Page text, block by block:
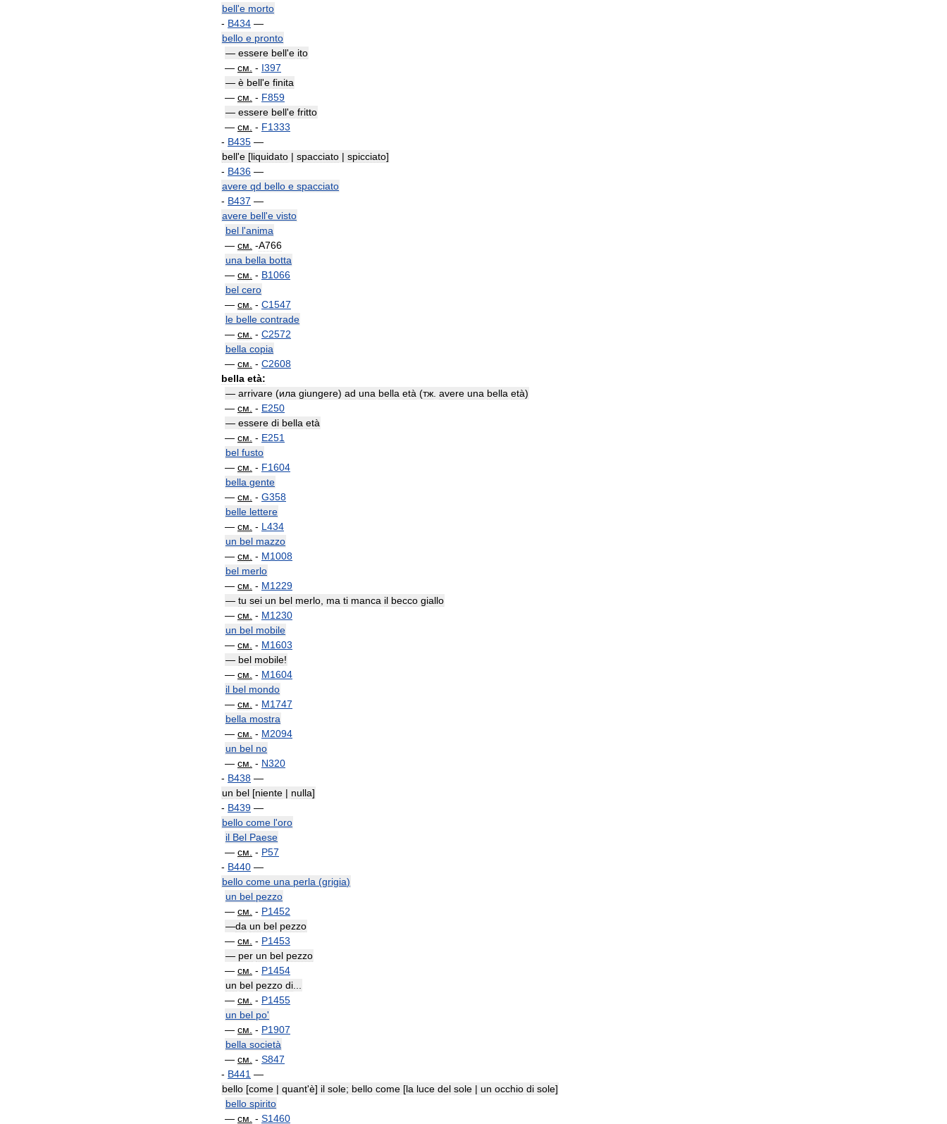
bell'e morto
- B434 —
bello e pronto
— essere bell'e ito
— см - I397
— è bell'e finita
— см - F859
— essere bell'e fritto
— см - F1333
- B435 —
bell'e [liquidato | spacciato | spicciato]
- B436 —
avere qd bello e spacciato
- B437 —
avere bell'e visto
bel l'anima
— см -A766
una bella botta
— см - B1066
bel cero
— см - C1547
le belle contrade
— см - C2572
bella copia
— см - C2608
bella età:
— arrivare (ила giungere) ad una bella età (тж avere una bella età)
— см - E250
— essere di bella età
— см - E251
bel fusto
— см - F1604
bella gente
— см - G358
belle lettere
— см - L434
un bel mazzo
— см - M1008
bel merlo
— см - M1229
— tu sei un bel merlo ma ti manca il becco giallo
— см - M1230
un bel mobile
— см - M1603
— bel mobile!
— см - M1604
il bel mondo
— см - M1747
bella mostra
— см - M2094
un bel no
— см - N320
- B438 —
un bel [niente | nulla]
- B439 —
bello come l'oro
il Bel Paese
— см - P57
- B440 —
bello come una perla (grigia)
un bel pezzo
— см - P1452
—da un bel pezzo
— см - P1453
— per un bel pezzo
— см - P1454
un bel pezzo di
— см - P1455
un bel po'
— см - P1907
bella società
— см - S847
- B441 —
bello [come | quant'è] il sole; bello come [la luce del sole | un occhio di sole]
bello spirito
— см - S1460